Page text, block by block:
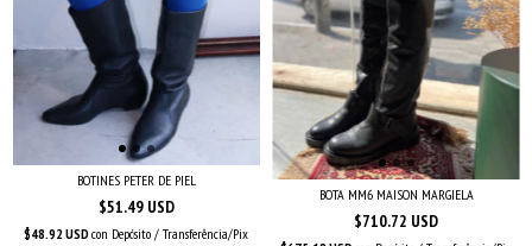
BOTINES PETER DE PIEL
$51.49 USD
$48.92 USD con Depósito / Transferência/Pix
BOTA MM6 MAISON MARGIELA
$710.72 USD